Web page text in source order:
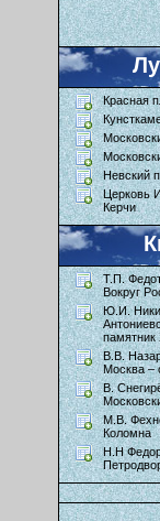
Красная
Невский
Церковь
Керчи
Т.П.
Вокруг
Ю.И.
памятник
В.В.
Москва –
В.
М.В.
Коломна
Н.Н